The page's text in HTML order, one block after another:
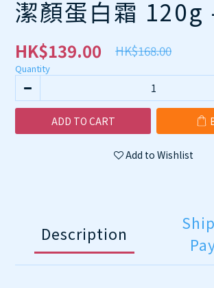
潔顏蛋白霜 120g
HK$139.00 HK$168.00
Quantity
ADD TO CART
Add to Wishlist
Description